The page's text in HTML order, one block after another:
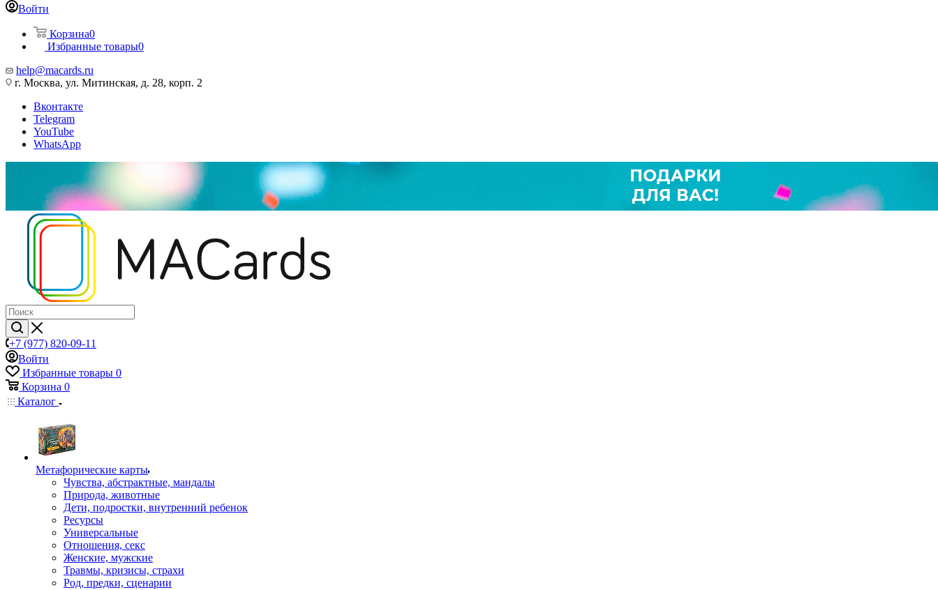
Войти
Корзина0
Избранные товары0
help@macards.ru
г. Москва, ул. Митинская, д. 28, корп. 2
Вконтакте
Telegram
YouTube
WhatsApp
+7 (977) 820-09-11
Войти
Избранные товары 0
Корзина 0
Каталог
Mетафорические карты
Чувства, абстрактные, мандалы
Природа, животные
Дети, подростки, внутренний ребенок
Ресурсы
Универсальные
Отношения, секс
Женские, мужские
Травмы, кризисы, страхи
Род, предки, сценарии